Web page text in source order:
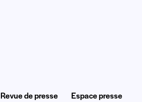
Revue de presse Espace presse